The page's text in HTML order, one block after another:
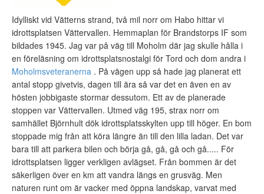
Idylliskt vid Vätterns strand, två mil norr om Habo hittar vi
idrottsplatsen Vättervallen. Hemmaplan för Brandstorps IF som
bildades 1945. Jag var på väg till Moholm där jag skulle hålla i
en föreläsning om idrottsplatsnostalgi för Tord och dom andra i
Moholmsveteranerna . På vägen upp så hade jag planerat ett
antal stopp givetvis, dagen till ära så var det en även en av
hösten jobbigaste stormar dessutom. Ett av de planerade
stoppen var Vättervallen. Utmed väg 195, strax norr om
samhället Björnhult dök idrottsplatsskylten upp till höger. En bom
stoppade mig från att köra längre än till den lilla ladan. Det var
bara till att parkera bilen och börja gå, gå, gå och gå..... För
idrottsplatsen ligger verkligen avlägset. Från bommen är det
säkerligen över en km att vandra längs en grusväg. Men
naturen runt om är vacker med öppna landskap, varvat med